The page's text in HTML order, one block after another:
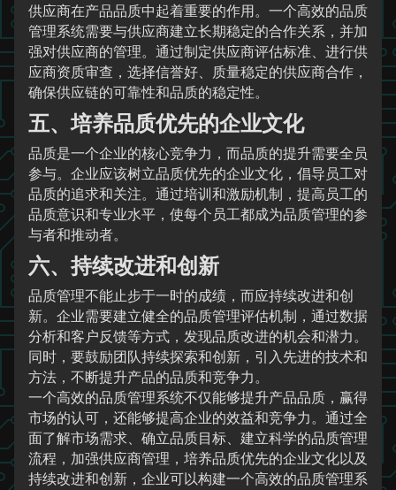
供应商在产品品质中起着重要的作用。一个高效的品质
管理系统需要与供应商建立长期稳定的合作关系，并加
强对供应商的管理。通过制定供应商评估标准、进行供
应商资质审查，选择信誉好、质量稳定的供应商合作，
确保供应链的可靠性和品质的稳定性。
五、培养品质优先的企业文化
品质是一个企业的核心竞争力，而品质的提升需要全员
参与。企业应该树立品质优先的企业文化，倡导员工对
品质的追求和关注。通过培训和激励机制，提高员工的
品质意识和专业水平，使每个员工都成为品质管理的参
与者和推动者。
六、持续改进和创新
品质管理不能止步于一时的成绩，而应持续改进和创
新。企业需要建立健全的品质管理评估机制，通过数据
分析和客户反馈等方式，发现品质改进的机会和潜力。
同时，要鼓励团队持续探索和创新，引入先进的技术和
方法，不断提升产品的品质和竞争力。
一个高效的品质管理系统不仅能够提升产品品质，赢得
市场的认可，还能够提高企业的效益和竞争力。通过全
面了解市场需求、确立品质目标、建立科学的品质管理
流程，加强供应商管理，培养品质优先的企业文化以及
持续改进和创新，企业可以构建一个高效的品质管理系